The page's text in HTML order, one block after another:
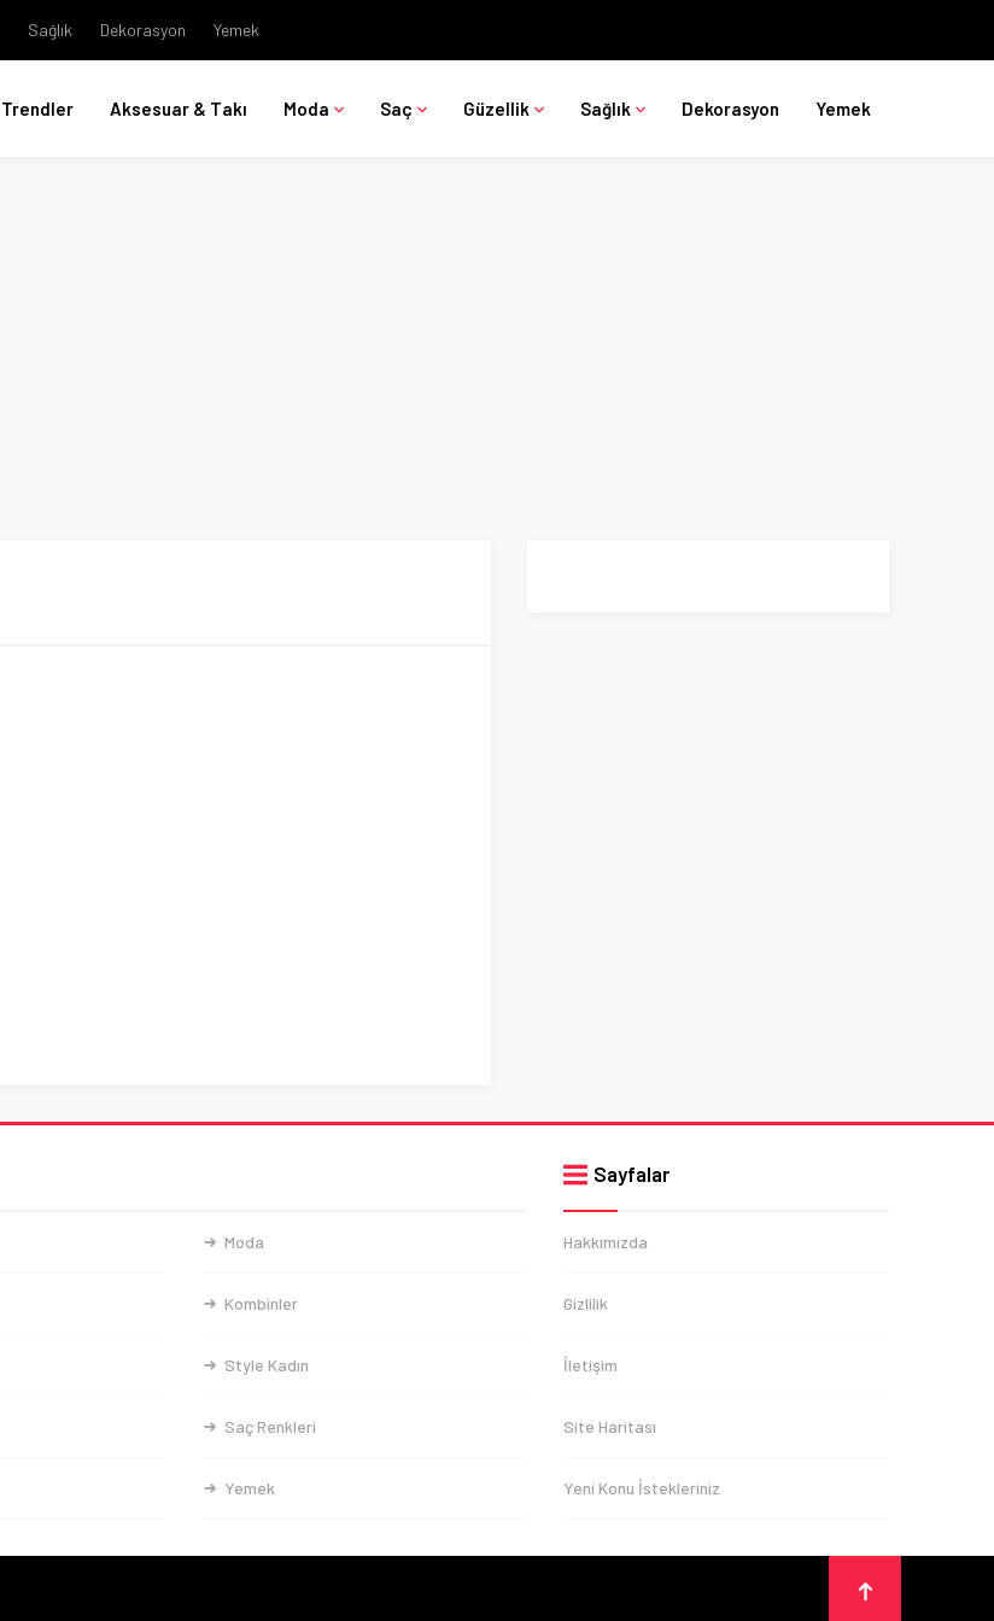
Sağlık Dekorasyon Yemek
Trendler Aksesuar & Takı Moda Saç Güzellik Sağlık Dekorasyon Yemek
Moda
Kombinler
Style Kadın
Saç Renkleri
Yemek
Sayfalar
Hakkımızda
Gizlilik
İletişim
Site Haritası
Yeni Konu İstekleriniz